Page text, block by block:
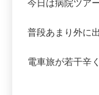
今日は病院ツア
普段あまり外に
電車旅が若干辛